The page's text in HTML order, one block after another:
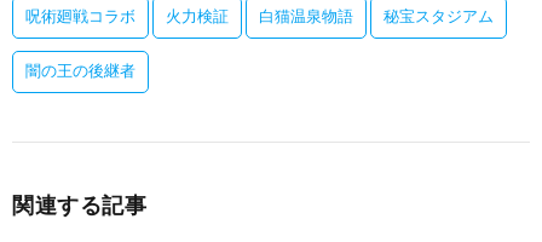
呪術廻戦コラボ 火力検証 白猫温泉物語 秘宝スタジアム
闇の王の後継者
関連する記事